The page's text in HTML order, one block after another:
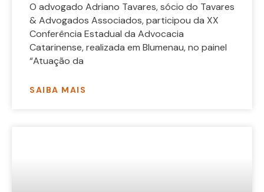
O advogado Adriano Tavares, sócio do Tavares
& Advogados Associados, participou da XX
Conferência Estadual da Advocacia
Catarinense, realizada em Blumenau, no painel
“Atuação da
SAIBA MAIS